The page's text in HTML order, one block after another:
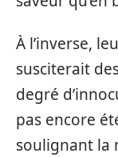
À l’inverse,
susciterait
degré
pas encore
soulignant la